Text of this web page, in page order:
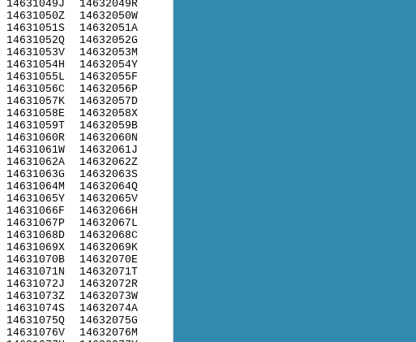
14631049J
14631050Z
14631051S
14631052Q
14631053V
14631054H
14631055L
14631056C
14631057K
14631058E
14631059T
14631060R
14631061W
14631062A
14631063G
14631064M
14631065Y
14631066F
14631067P
14631068D
14631069X
14631070B
14631071N
14631072J
14631073Z
14631074S
14631075Q
14631076V
14632049R
14632050W
14632051A
14632052G
14632053M
14632054Y
14632055F
14632056P
14632057D
14632058X
14632059B
14632060N
14632061J
14632062Z
14632063S
14632064Q
14632065V
14632066H
14632067L
14632068C
14632069K
14632070E
14632071T
14632072R
14632073W
14632074A
14632075G
14632076M